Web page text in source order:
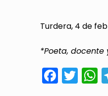
Turdera, 4 de
*Poeta, docente